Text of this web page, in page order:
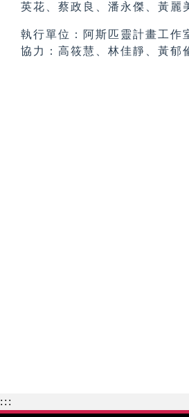
英花、蔡政良、潘永傑、黃麗
執行單位：阿斯匹靈計畫工作
協力：高筱慧、林佳靜、黃郁
:::